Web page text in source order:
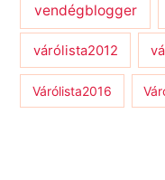
vendégblogger
várólista2012
Várólista2016